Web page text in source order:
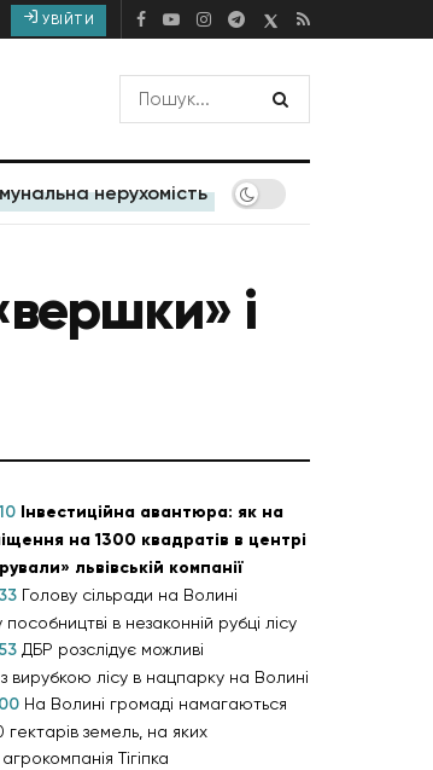
УВІЙТИ
нерухомість
і
Інвестиційна авантюра: як на
на 1300 квадратів в центрі
львівській компанії
Голову сільради на Волині
в незаконній рубці лісу
ДБР розслідує можливі
вирубкою лісу в нацпарку на Волині
На Волині громаді намагаються
земель, на яких
Тігіпка